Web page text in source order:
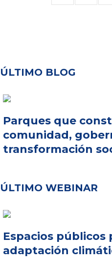
ÚLTIMO BLOG
Parques que
comunidad,
transformación
ÚLTIMO WEBINAR
Espacios públicos
adaptación